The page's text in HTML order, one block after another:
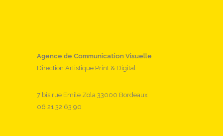
Agence de Communication Visuelle
Direction Artistique Print & Digital
7 bis rue Emile Zola 33000 Bordeaux
06 21 32 63 90